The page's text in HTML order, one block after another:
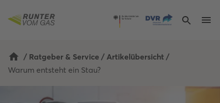
/ Ratgeber & Service / Artikelübersicht /
Warum entsteht ein Stau?